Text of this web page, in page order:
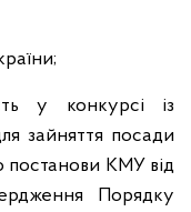
у конкурсі із
зайняття посади
постанови КМУ від
Порядку